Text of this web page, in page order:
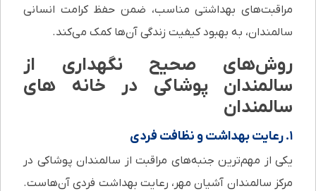
مراقبت‌های بهداشتی مناسب، ضمن حفظ کرامت انسانی
سالمندان، به بهبود کیفیت زندگی آن‌ها کمک می‌کند.
روش‌های صحیح نگهداری از
سالمندان پوشاکی در خانه های
سالمندان
۱. رعایت بهداشت و نظافت فردی
یکی از مهم‌ترین جنبه‌های مراقبت از سالمندان پوشاکی در
مرکز سالمندان آشیان مهر، رعایت بهداشت فردی آن‌هاست.